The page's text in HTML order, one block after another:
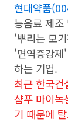
현대약품
능음료 제
'뿌리는 모
'면역증강제
하는 기업.
최근 한국건
샴푸 마이녹
기 때문에